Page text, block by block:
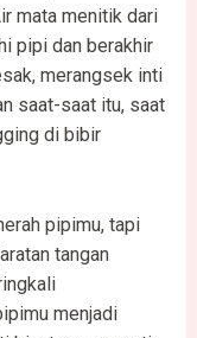
mata menitik dari
pipi dan berakhir
merangsek inti
saat-saat itu, saat
di bibir
pipimu, tapi
tangan
menjadi